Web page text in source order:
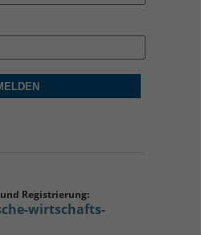
Registrierung:
wirtschafts-